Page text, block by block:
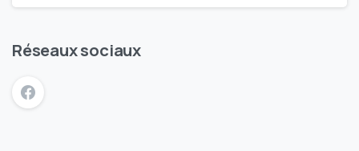
Réseaux sociaux